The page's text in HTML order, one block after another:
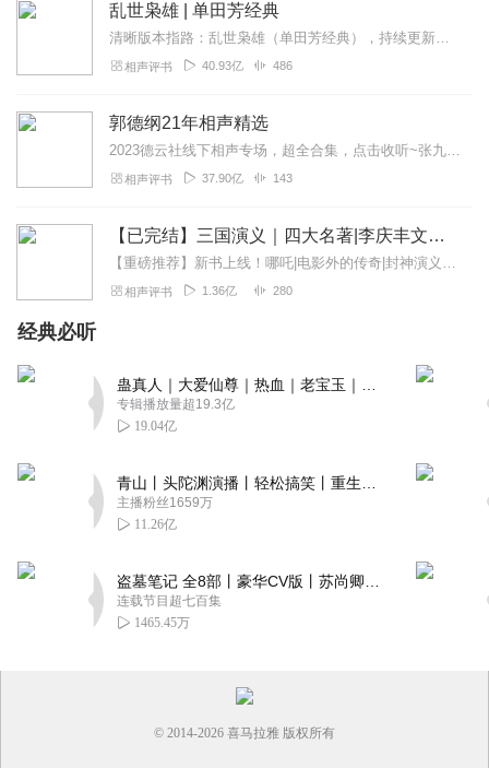
乱世枭雄 | 单田芳经典
清晰版本指路：乱世枭雄（单田芳经典），持续更新中《乱世枭雄》讲的是东北王张作霖和其子少帅张学良的传奇故事，是著名评书艺术家单田芳先生根据大量的历史材料和广为流传...
相声评书 40.93亿 486
郭德纲21年相声精选
2023德云社线下相声专场，超全合集，点击收听~张九龄2023年线下专场，全新上线~孟鹤堂2023年线下专场，爆笑收听~高峰栾云平2023年线下专场，超新首发~...
相声评书 37.90亿 143
【已完结】三国演义｜四大名著|李庆丰文化评书
【重磅推荐】新书上线！哪吒|电影外的传奇|封神演义封神榜精华|李庆丰评书快来点击收听吧~【精品推荐】续西游记（李庆丰文化评书）明朝那些事儿（李庆丰文化评书）...
相声评书 1.36亿 280
经典必听
专辑播放量超19.3亿
19.04亿
主播粉丝1659万
11.26亿
连载节目超七百集
1465.45万
© 2014-2026 喜马拉雅 版权所有